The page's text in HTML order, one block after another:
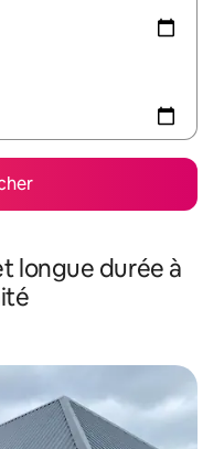
longue durée à
appréciés